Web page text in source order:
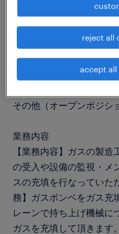
job details
社名非公開
その他（オープンポジシ
業務内容
【業務内容】ガスの製
の受入や設備の監視・メ
スの充填を行なっていた
務】ガスボンベをガス充
レーンで持ち上げ機械に
ガスを充填して頂きます
reject all
accept all